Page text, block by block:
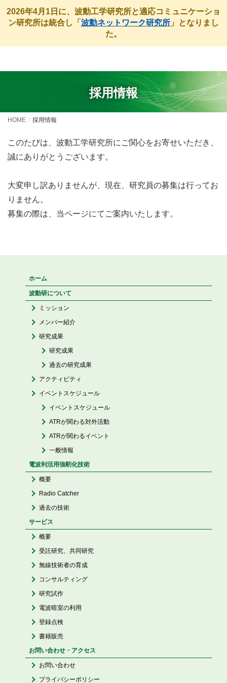
2026年4月1日に、波動工学研究所と適応コミュニケーショ
ン研究所は統合し「 波動ネットワーク研究所 」となりまし
た。
採用情報
HOME 採用情報
このたびは、波動工学研究所にご関心をお寄せいただき、
誠にありがとうございます。
大変申し訳ありませんが、現在、研究員の募集は行ってお
りません。
募集の際は、当ページにてご案内いたします。
ホーム
波動研について
ミッション
メンバー紹介
研究成果
研究成果
過去の研究成果
アクティビティ
イベントスケジュール
イベントスケジュール
ATRが関わる対外活動
ATRが関わるイベント
一般情報
電波利活用強靭化技術
概要
Radio Catcher
過去の技術
サービス
概要
受託研究、共同研究
無線技術者の育成
コンサルティング
研究試作
電波暗室の利用
登録点検
書籍販売
お問い合わせ・アクセス
お問い合わせ
プライバシーポリシー